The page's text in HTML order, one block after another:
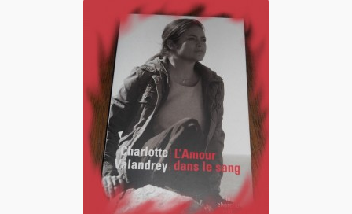
De(s)tracteur réduit au silence
Il fallait me laisser mourir